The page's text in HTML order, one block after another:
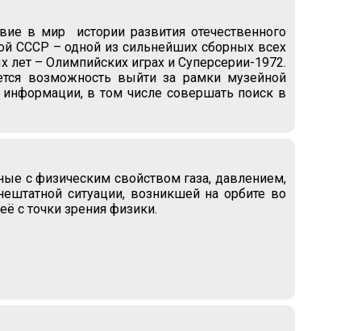
в мир истории развития отечественного
СССР – одной из сильнейших сборных всех
– Олимпийских играх и Суперсерии-1972.
возможность выйти за рамки музейной
информации, в том числе совершать поиск в
с физическим свойством газа, давлением,
ситуации, возникшей на орбите во
с точки зрения физики.